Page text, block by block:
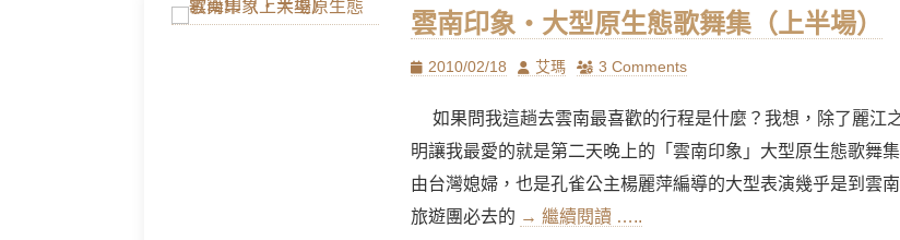
雲南印象‧大型原生態歌舞集（上半場）
Posted
2010/02/18 Author
艾瑪 3 Comments
如果問我這趟去雲南最喜歡的行程是什麼？我想，除了麗江
明讓我最愛的就是第二天晚上的「雲南印象」大型原生態歌舞
由台灣媳婦，也是孔雀公主楊麗萍編導的大型表演幾乎是到雲
旅遊團必去的 → 繼續閱讀 …..